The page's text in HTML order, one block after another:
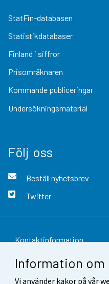
Information om
Vi använder kakor på vår
StatFin-databasen
Statistikdatabaser
Finland i siffror
Prisomräknaren
Kommande publiceringar
Undersökningsmaterial
Följ oss
Beställ nyhetsbrev
Twitter
Kontaktinformation
Respons
Användarvillkor